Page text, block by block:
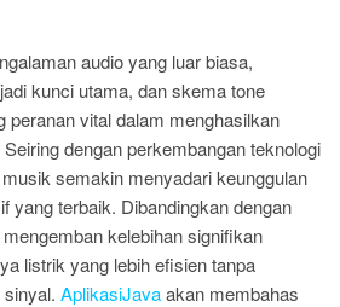
audio yang luar biasa,
kunci utama, dan skema tone
peranan vital dalam menghasilkan
dengan perkembangan teknologi
semakin menyadari keunggulan
yang terbaik. Dibandingkan dengan
kelebihan signifikan
listrik yang lebih efisien tanpa
AplikasiJavaakan membahas